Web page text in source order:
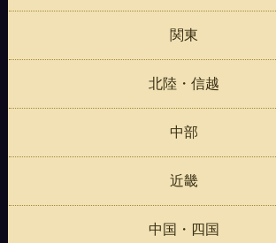
関東
北陸・信越
中部
近畿
中国・四国